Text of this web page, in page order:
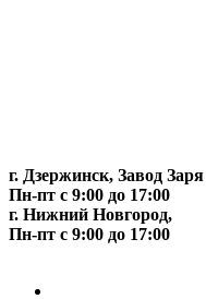
г. Дзержинск, Завод Заря
Пн-пт c 9:00 до 17:00
г. Нижний Новгород,
Пн-пт c 9:00 до 17:00